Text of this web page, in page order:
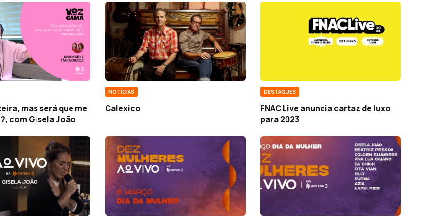
mas será que me
com Gisela João
NOTÍCIAS
Calexico
DESTAQUES
FNAC Live anuncia cartaz de luxo
para 2023